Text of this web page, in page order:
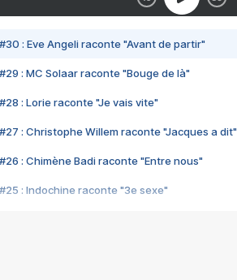
#30 : Eve Angeli raconte "Avant de partir"
#29 : MC Solaar raconte "Bouge de là"
#28 : Lorie raconte "Je vais vite"
#27 : Christophe Willem raconte "Jacques a dit"
#26 : Chimène Badi raconte "Entre nous"
#25 : Indochine raconte "3e sexe"